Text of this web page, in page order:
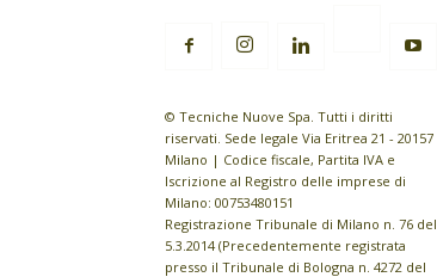
© Tecniche Nuove Spa. Tutti i diritti
riservati. Sede legale Via Eritrea 21 - 20157
Milano | Codice fiscale, Partita IVA e
Iscrizione al Registro delle imprese di
Milano: 00753480151
Registrazione Tribunale di Milano n. 76 del
5.3.2014 (Precedentemente registrata
presso il Tribunale di Bologna n. 4272 del